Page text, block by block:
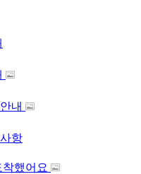
내
항
했어요